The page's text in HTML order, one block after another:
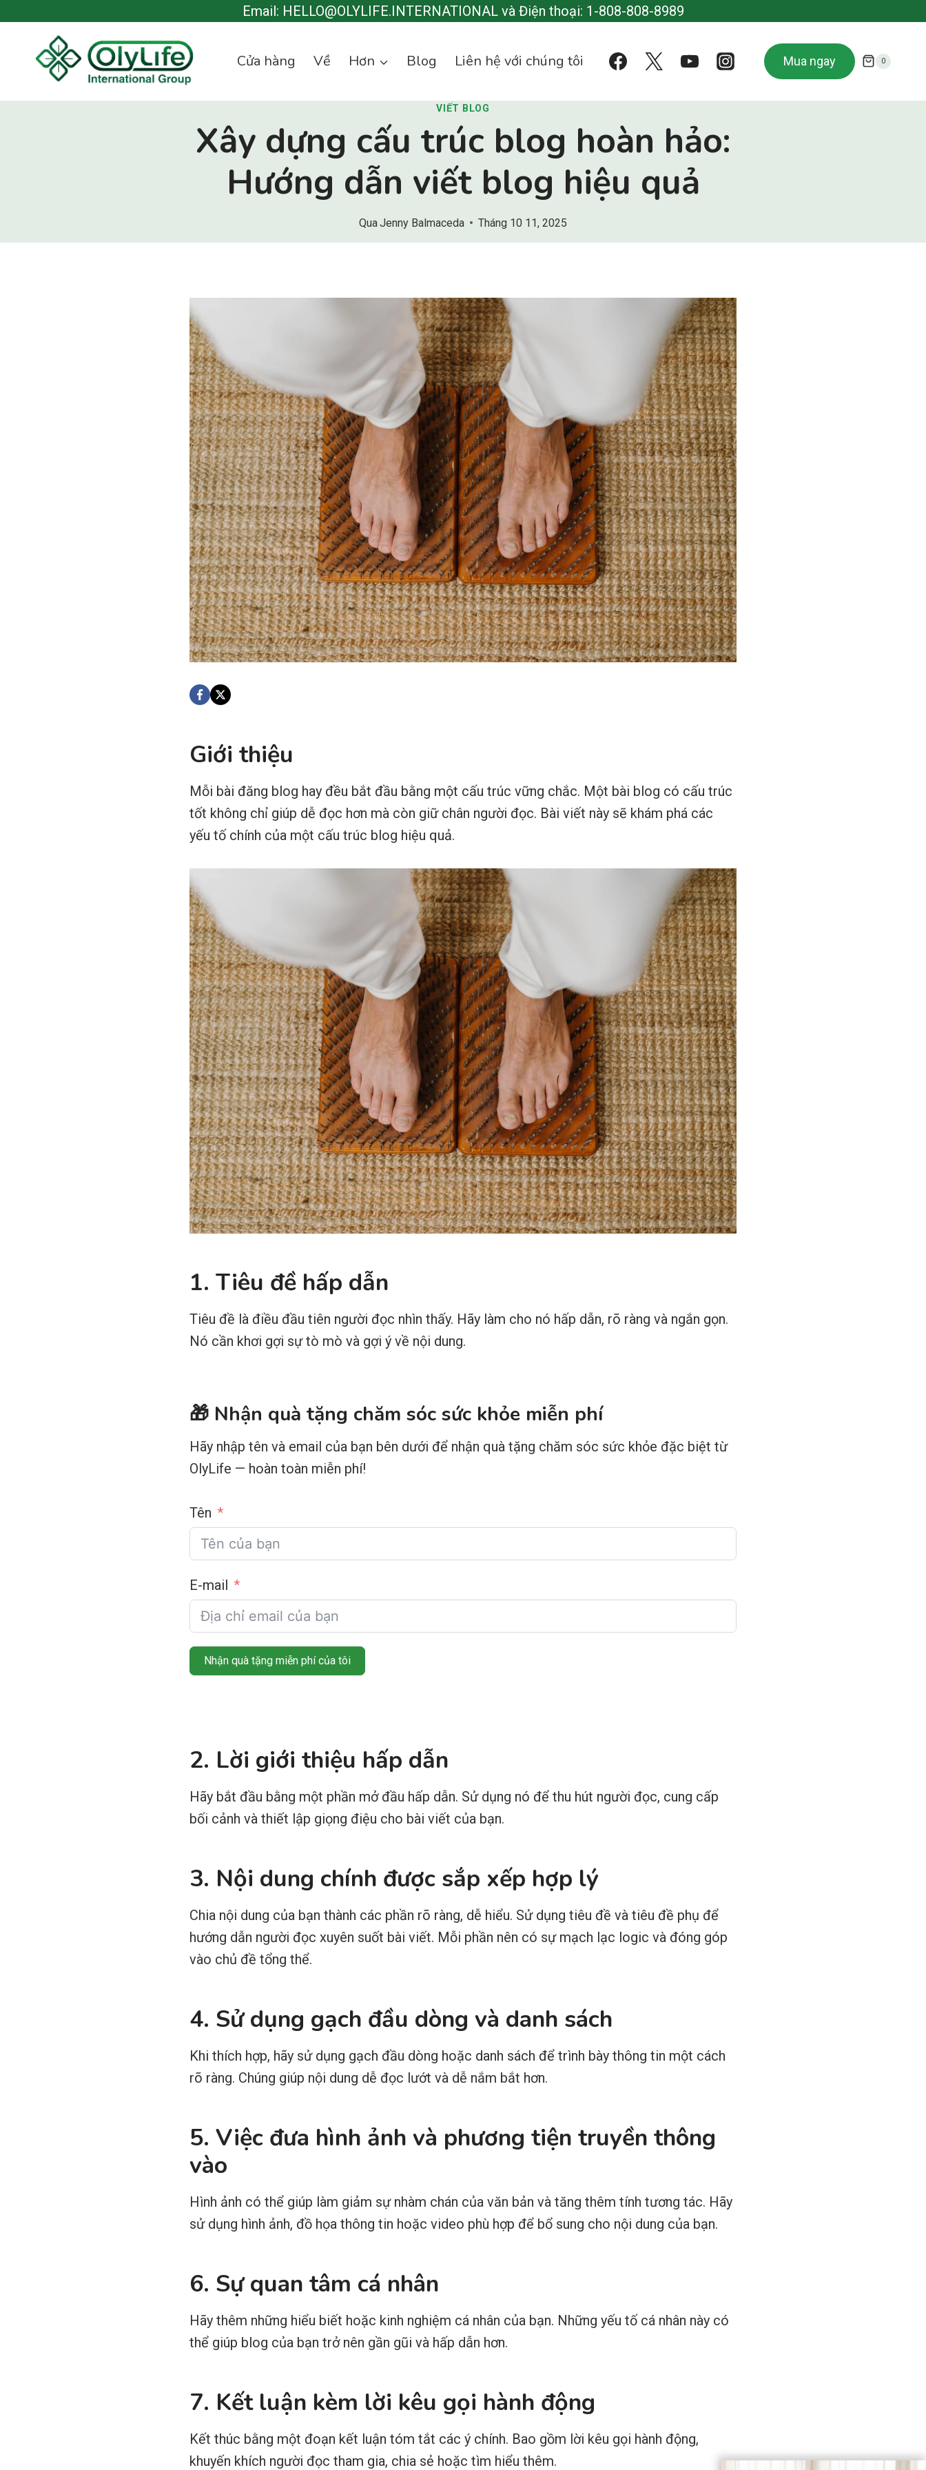
Email: HELLO@OLYLIFE.INTERNATIONAL và Điện thoại: 1-808-808-8989
Cửa hàng Về Hơn Blog Liên hệ với chúng tôi Mua ngay 0
VIẾT BLOG
Xây dựng cấu trúc blog hoàn hảo:
Hướng dẫn viết blog hiệu quả
QuaJenny Balmaceda Tháng 10 11, 2025
Giới thiệu
Mỗi bài đăng blog hay đều bắt đầu bằng một cấu trúc vững chắc. Một bài blog có cấu trúc
tốt không chỉ giúp dễ đọc hơn mà còn giữ chân người đọc. Bài viết này sẽ khám phá các
yếu tố chính của một cấu trúc blog hiệu quả.
1. Tiêu đề hấp dẫn
Tiêu đề là điều đầu tiên người đọc nhìn thấy. Hãy làm cho nó hấp dẫn, rõ ràng và ngắn gọn.
Nó cần khơi gợi sự tò mò và gợi ý về nội dung.
🎁 Nhận quà tặng chăm sóc sức khỏe miễn phí
Hãy nhập tên và email của bạn bên dưới để nhận quà tặng chăm sóc sức khỏe đặc biệt từ
OlyLife — hoàn toàn miễn phí!
Tên
E-mail
Nhận quà tặng miễn phí của tôi
2. Lời giới thiệu hấp dẫn
Hãy bắt đầu bằng một phần mở đầu hấp dẫn. Sử dụng nó để thu hút người đọc, cung cấp
bối cảnh và thiết lập giọng điệu cho bài viết của bạn.
3. Nội dung chính được sắp xếp hợp lý
Chia nội dung của bạn thành các phần rõ ràng, dễ hiểu. Sử dụng tiêu đề và tiêu đề phụ để
hướng dẫn người đọc xuyên suốt bài viết. Mỗi phần nên có sự mạch lạc logic và đóng góp
vào chủ đề tổng thể.
4. Sử dụng gạch đầu dòng và danh sách
Khi thích hợp, hãy sử dụng gạch đầu dòng hoặc danh sách để trình bày thông tin một cách
rõ ràng. Chúng giúp nội dung dễ đọc lướt và dễ nắm bắt hơn.
5. Việc đưa hình ảnh và phương tiện truyền thông
vào
Hình ảnh có thể giúp làm giảm sự nhàm chán của văn bản và tăng thêm tính tương tác. Hãy
sử dụng hình ảnh, đồ họa thông tin hoặc video phù hợp để bổ sung cho nội dung của bạn.
6. Sự quan tâm cá nhân
Hãy thêm những hiểu biết hoặc kinh nghiệm cá nhân của bạn. Những yếu tố cá nhân này có
thể giúp blog của bạn trở nên gần gũi và hấp dẫn hơn.
7. Kết luận kèm lời kêu gọi hành động
Kết thúc bằng một đoạn kết luận tóm tắt các ý chính. Bao gồm lời kêu gọi hành động,
khuyến khích người đọc tham gia, chia sẻ hoặc tìm hiểu thêm.